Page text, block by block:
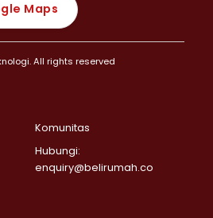
Maps
All rights reserved
Komunitas
Hubungi:
enquiry@belirumah.co